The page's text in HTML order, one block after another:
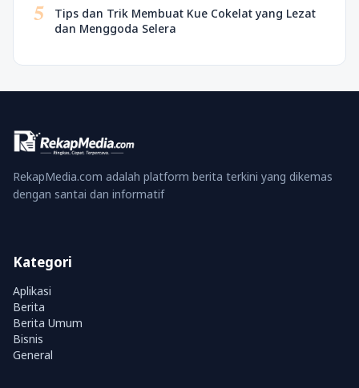
5
Tips dan Trik Membuat Kue Cokelat yang Lezat
dan Menggoda Selera
RekapMedia.com adalah platform berita terkini yang dikemas
dengan santai dan informatif
Kategori
Aplikasi
Berita
Berita Umum
Bisnis
General